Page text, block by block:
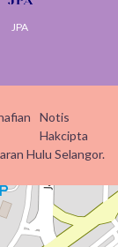
JPA
Notis
Hakcipta
Hulu Selangor.